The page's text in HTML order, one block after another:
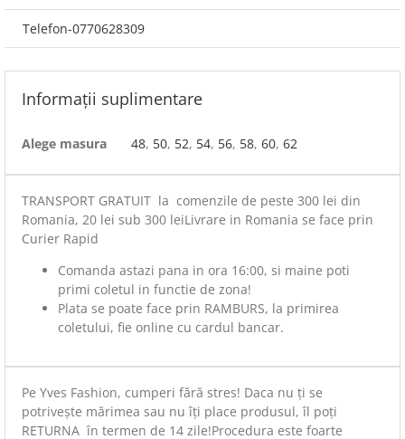
Telefon-0770628309
Informații suplimentare
Alege masura 48, 50, 52, 54, 56, 58, 60, 62
TRANSPORT GRATUIT la comenzile de peste 300 lei din
Romania, 20 lei sub 300 leiLivrare in Romania se face prin
Curier Rapid
Comanda astazi pana in ora 16:00, si maine poti
primi coletul in functie de zona!
Plata se poate face prin RAMBURS, la primirea
coletului, fie online cu cardul bancar.
Pe Yves Fashion, cumperi fără stres! Daca nu ți se
potrivește mărimea sau nu îți place produsul, îl poți
RETURNA în termen de 14 zile!Procedura este foarte